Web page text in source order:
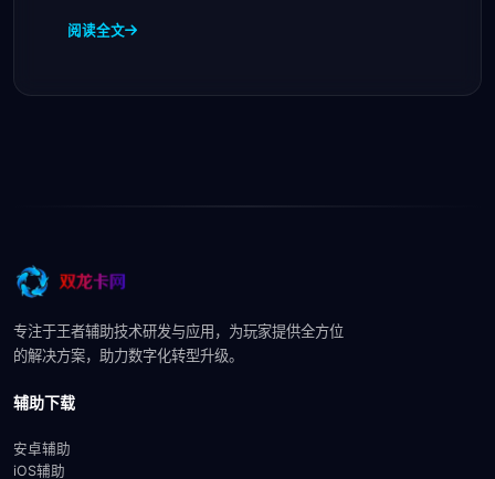
阅读全文
专注于王者辅助技术研发与应用，为玩家提供全方位
的解决方案，助力数字化转型升级。
辅助下载
安卓辅助
iOS辅助